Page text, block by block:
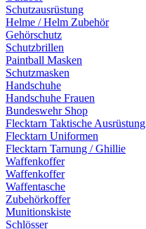
Schutzausrüstung
Helme / Helm Zubehör
Gehörschutz
Schutzbrillen
Paintball Masken
Schutzmasken
Handschuhe
Handschuhe Frauen
Bundeswehr Shop
Flecktarn Taktische Ausrüstung
Flecktarn Uniformen
Flecktarn Tarnung / Ghillie
Waffenkoffer
Waffenkoffer
Waffentasche
Zubehörkoffer
Munitionskiste
Schlösser